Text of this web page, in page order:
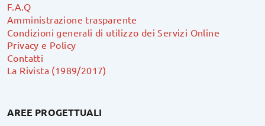
F.A.Q
Amministrazione trasparente
Condizioni generali di utilizzo dei Servizi Online
Privacy e Policy
Contatti
La Rivista (1989/2017)
AREE PROGETTUALI